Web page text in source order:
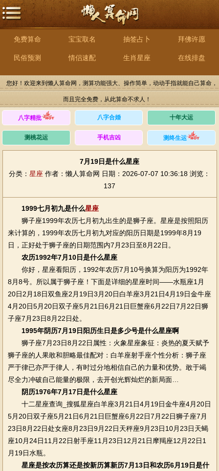
免费算命 宝宝取名 抽签占卜 拜佛许愿
民俗预测 情侣速配 生肖星座 在线排盘
您好！欢迎来到懒人算命网，测算功能强大、操作简单，动动手指就能自己算命，
而且完全免费，从此算命不求人！
八字精批 八字合婚 十年大运
测桃花运 手机吉凶 测终生运
7月19日是什么星座
分类： 星座 作者：懒人算命网 日期：2026-07-07 10:36:18 浏览：
137
1999七月初九是什么星座
狮子座1999年农历七月初九出生的是狮子座。星座是按照阳历
来计算的，1999年农历七月初九对应的阳历日期是1999年8月19
日，正好处于狮子座的日期范围内7月23日至8月22日。
农历1992年7月10日是什么星座
你好，星座看阳历，1992年农历7月10号换算为阳历为1992年
8月8号。所以属于狮子座！下面是详细的星座时间——水瓶座1月
20日2月18日双鱼座2月19日3月20日白羊座3月21日4月19日金牛座
4月20日5月20日双子座5月21日6月21日巨蟹座6月22日7月22日狮
子座7月23日8月22日处。
1995年阴历7月19日阳历生日是多少号是什么星座啊
狮子座7月23日8月22日属性：火象星座象征：炎热的夏天赋予
狮子座的人果敢和胆略最佳配对：白羊座射手座个性分析：狮子座
严于律已亦严于律人，有时过分地相信自己的力量和优势。敢于竭
尽全力冲破自己能量的极限，去开创光辉灿烂的新局面…
阴历1976年7月17日是什么星座
十二星座查询_搜狐星座白羊座3月21日4月19日金牛座4月20日
5月20日双子座5月21日6月21日巨蟹座6月22日7月22日狮子座7月
23日8月22日处女座8月23日9月22日天秤座9月23日10月23日天蝎
座10月24日11月22日射手座11月23日12月21日摩羯座12月22日1
月19日水瓶。
星座是按农历算还是按新历算新历7月13日和农历6月19日是什